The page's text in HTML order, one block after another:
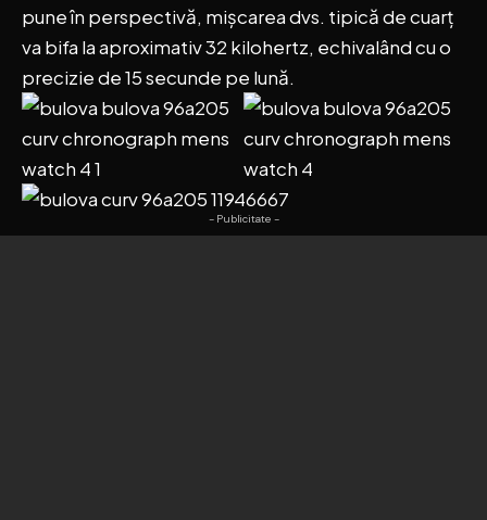
pune în perspectivă, mișcarea dvs. tipică de cuarț
va bifa la aproximativ 32 kilohertz, echivalând cu o
precizie de 15 secunde pe lună.
- Publicitate -